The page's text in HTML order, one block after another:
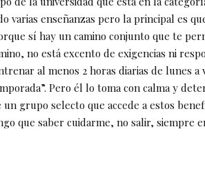
varias enseñanzas pero la principal es
sí hay un camino conjunto que te
no está excento de exigencias ni
al menos 2 horas diarias de lunes a
Pero él lo toma con calma y
grupo selecto que accede a estos
que saber cuidarme, no salir, siempre